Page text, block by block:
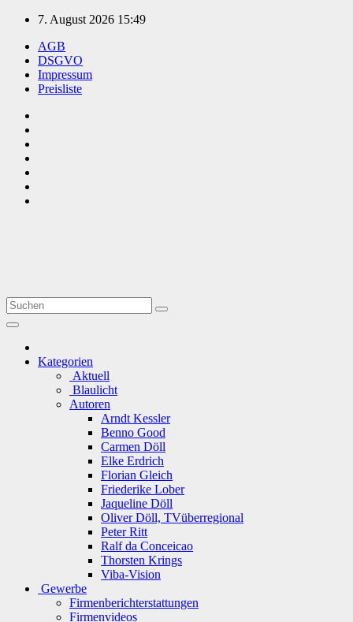
Zum
springen
7. August 2026 15:49
AGB
DSGVO
Impressum
Preisliste
Kategorien
Aktuell
Blaulicht
Autoren
Arndt Kessler
Benno Good
Carmen Döll
Elke Erdrich
Florian Gleich
Friederike Lober
Jaqueline Döll
Oliver Döll, TVüberregional
Peter Ritt
Ralf da Conceicao
Thorsten Krings
Viba-Vision
Gewerbe
Firmenberichterstattungen
Firmenvideos